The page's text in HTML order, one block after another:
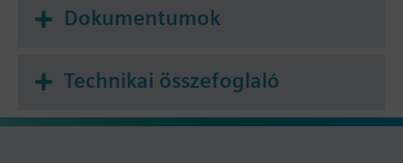
Dokumentumok
Technikai összefoglaló